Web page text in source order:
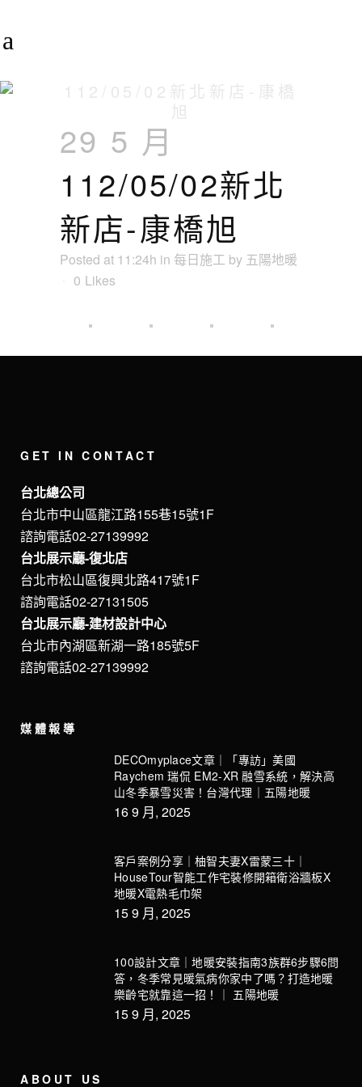
29 5 月
112/05/02新北
新店-康橋旭
Posted at 11:24h in 每日施工 by 五陽地暖
0 Likes
GET IN CONTACT
台北總公司
台北市中山區龍江路155巷15號1F
諮詢電話02-27139992
台北展示廳-復北店
台北市松山區復興北路417號1F
諮詢電話02-27131505
台北展示廳-建材設計中心
台北市內湖區新湖一路185號5F
諮詢電話02-27139992
媒體報導
DECOmyplace文章｜「專訪」美國
Raychem 瑞侃 EM2-XR 融雪系統，解決高
山冬季暴雪災害！台灣代理｜五陽地暖
16 9 月, 2025
客戶案例分享｜柚智夫妻X雷蒙三十｜
HouseTour智能工作宅裝修開箱衛浴牆板X
地暖X電熱毛巾架
15 9 月, 2025
100設計文章｜地暖安裝指南3族群6步驟6問
答，冬季常見暖氣病你家中了嗎？打造地暖
樂齡宅就靠這一招！｜ 五陽地暖
15 9 月, 2025
ABOUT US